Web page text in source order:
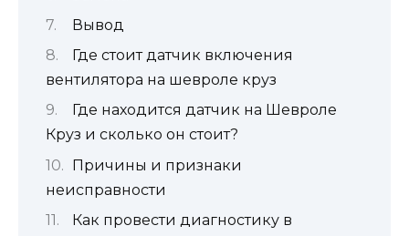
Вывод
Где стоит датчик включения
вентилятора на шевроле круз
Где находится датчик на Шевроле
Круз и сколько он стоит?
Причины и признаки
неисправности
Как провести диагностику в